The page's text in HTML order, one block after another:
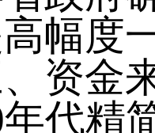
幅度
金
精简